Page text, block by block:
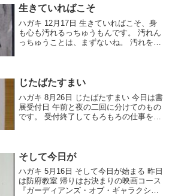
生きていればこそ
ハガキ 12月17日 生きていればこそ、身
も心も汚れるっちゅうもんです。 汚れん
っちゅうことは、まずないね。 汚れをそ
も。 さて、...
じたばたすまい
ハガキ 8月26日 じたばたすまい 今日は書
展受付日 午前と夜の二回に分けてのもの
です。 受付終了してもろもろの仕事を終
るとけっ...
そして今日が
ハガキ 5月16日 そして今日が始まる 昨日
は防府教室 帰りはお決まりの映画コース
『ガーディアンズ・オブ・ギャラクシ